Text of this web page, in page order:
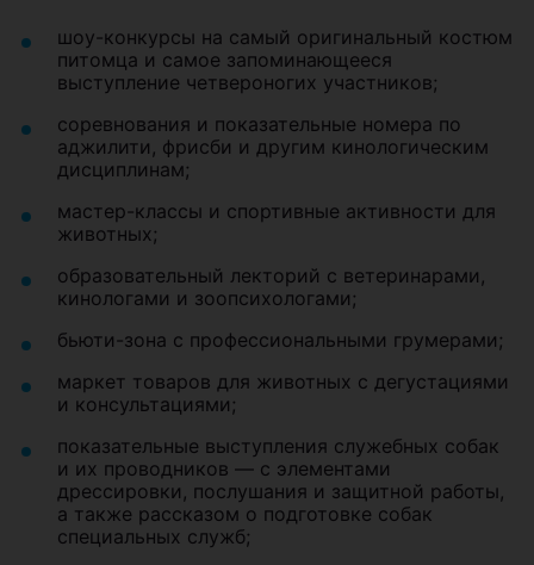
шоу-конкурсы на самый оригинальный костюм
питомца и самое запоминающееся
выступление четвероногих участников;
соревнования и показательные номера по
аджилити, фрисби и другим кинологическим
дисциплинам;
мастер-классы и спортивные активности для
животных;
образовательный лекторий с ветеринарами,
кинологами и зоопсихологами;
бьюти-зона с профессиональными грумерами;
маркет товаров для животных с дегустациями
и консультациями;
показательные выступления служебных собак
и их проводников — с элементами
дрессировки, послушания и защитной работы,
а также рассказом о подготовке собак
специальных служб;